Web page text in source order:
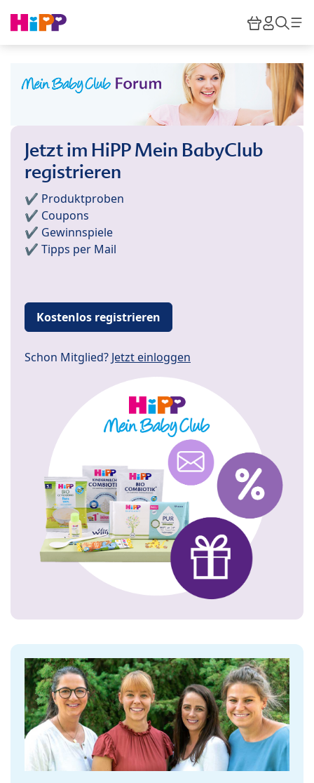
HiPP
Jetzt im HiPP Mein BabyClub
registrieren
✔️ Produktproben
✔️ Coupons
✔️ Gewinnspiele
✔️ Tipps per Mail
Kostenlos registrieren
Schon Mitglied? Jetzt einloggen